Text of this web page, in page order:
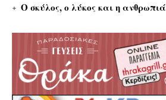
Ο σκύλος, ο λύκος και η ανθρωπιά